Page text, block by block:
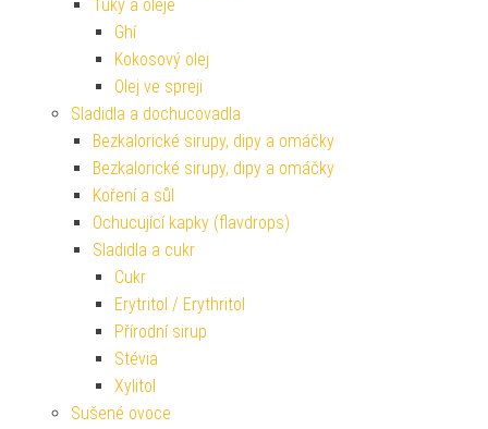
Tuky a oleje
Ghí
Kokosový olej
Olej ve spreji
Sladidla a dochucovadla
Bezkalorické sirupy, dipy a omáčky
Bezkalorické sirupy, dipy a omáčky
Koření a sůl
Ochucující kapky (flavdrops)
Sladidla a cukr
Cukr
Erytritol / Erythritol
Přírodní sirup
Stévia
Xylitol
Sušené ovoce